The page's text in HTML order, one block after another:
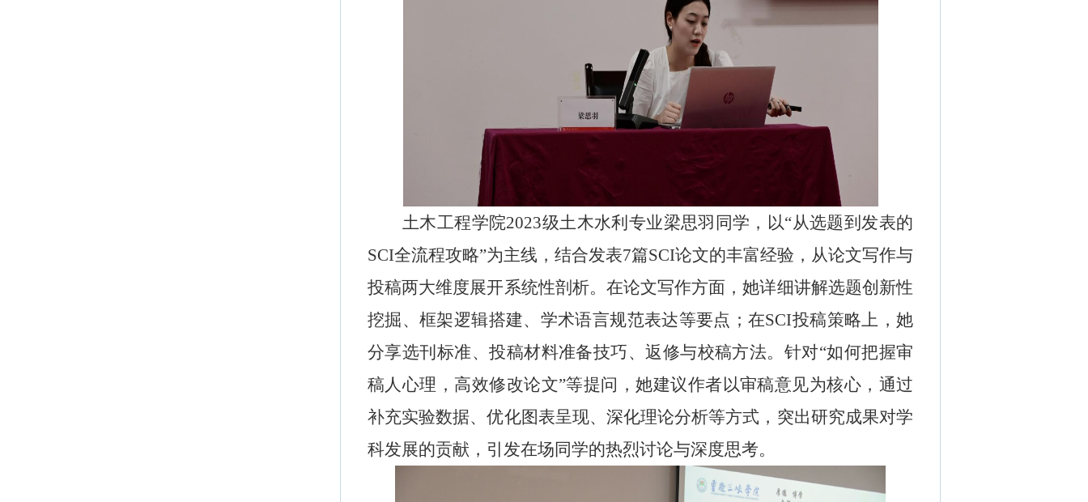
土木工程学院2023级土木水利专业梁思羽 同学 ， 以“从选题到发表的
SCI全流程攻略”为主线， 结合发表7篇SCI论文的丰富经验，从论文写作与
投稿两大维度展开系统性剖析。在论文写作方面，她详细讲解选题创新性
挖掘、框架逻辑搭建、学术语言规范表达等要点；在SCI投稿策略上，她
分享选刊标准、投稿材料准备技巧、返修与校稿方法。针对“如何把握审
稿人心理 ， 高效修改论文”等提问，她建议作者以审稿意见为核心，通过
补充实验数据、优化图表呈现、深化理论分析等方式，突出研究成果对学
科发展的贡献，引发在场同学的热烈讨论与深度思考。